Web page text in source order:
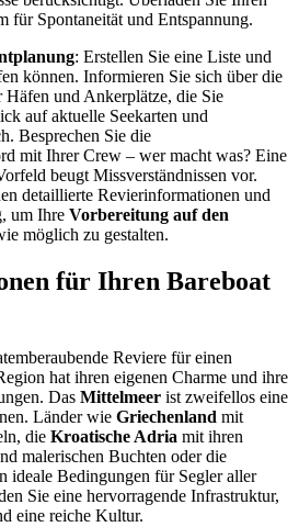
für Spontaneität und Entspannung.
: Erstellen Sie eine Liste und
können. Informieren Sie sich über die
Häfen und Ankerplätze, die Sie
auf aktuelle Seekarten und
Besprechen Sie die
mit Ihrer Crew – wer macht was? Eine
beugt Missverständnissen vor.
detaillierte Revierinformationen und
um Ihre Vorbereitung auf den
möglich zu gestalten.
für Ihren Bareboat
Reviere für einen
hat ihren eigenen Charme und ihre
Das Mittelmeer ist zweifellos eine
Länder wie Griechenland mit
die Kroatische Adria mit ihren
malerischen Buchten oder die
ideale Bedingungen für Segler aller
Sie eine hervorragende Infrastruktur,
eine reiche Kultur.